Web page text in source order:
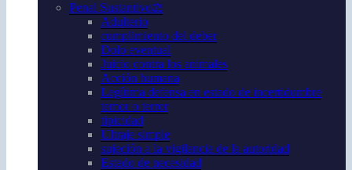
Penal Sustantivo⚖️
Adulterio
cumplimiento del deber
Dolo eventual
Juicio contra los animales
Acción humana
Legítima defensa en estado de incertidumbre
temor o terror
tipicidad
Ultraje simple
sujeción a la vigilancia de la autoridad
Estado de necesidad